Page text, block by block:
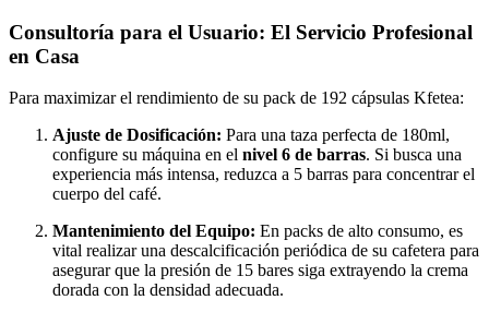
Consultoría para el Usuario: El Servicio Profesional
en Casa
Para maximizar el rendimiento de su pack de 192 cápsulas Kfetea:
Ajuste de Dosificación: Para una taza perfecta de 180ml,
configure su máquina en el nivel 6 de barras. Si busca una
experiencia más intensa, reduzca a 5 barras para concentrar el
cuerpo del café.
Mantenimiento del Equipo: En packs de alto consumo, es
vital realizar una descalcificación periódica de su cafetera para
asegurar que la presión de 15 bares siga extrayendo la crema
dorada con la densidad adecuada.